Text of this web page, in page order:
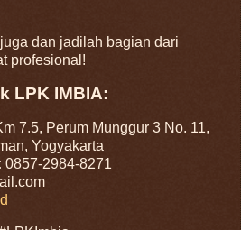
dan jadilah bagian dari
profesional!
LPK IMBIA:
7.5, Perum Munggur 3 No. 11,
Yogyakarta
0857-2984-8271